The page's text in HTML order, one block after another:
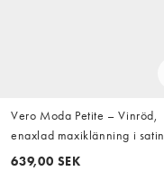
Vero Moda Petite – Vinröd,
enaxlad maxiklänning i satin
639,00 SEK